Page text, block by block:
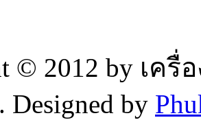
© 2012 by เค
Designed by